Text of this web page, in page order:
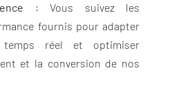
: Vous suivez les
fournis pour adapter
réel et optimiser
et la conversion de nos